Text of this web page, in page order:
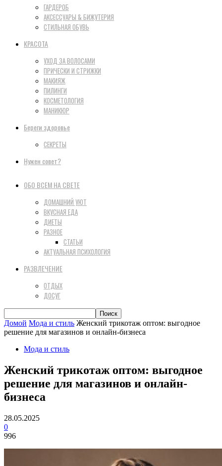
ГАРДЕРОБ
АКСЕССУАРЫ & БИЖУТЕРИЯ
СТИЛЬНАЯ ОБУВЬ
КРАСОТА
УХОД ЗА ВОЛОСАМИ
ПРИЧЕСКИ И СТРИЖКИ
МАКИЯЖ
ПИЛИНГИ
КОСМЕТОЛОГИЯ
МАНИКЮР
Береги здоровье
СЕКРЕТЫ
Нужен совет?
ОБО ВСЕМ НА СВЕТЕ
ДОМАШНИЙ УЮТ
ВКУСНАЯ ЕДА
ДИЕТЫ
РАЗНОЕ
СТАТЬИ
АКТУАЛЬНАЯ ПСИХОЛОГИЯ
РАЗВЛЕЧЕНИЕ
ОТДЫХ
ДОСУГ
Домой Мода и стиль Женский трикотаж оптом: выгодное
решение для магазинов и онлайн-бизнеса
Мода и стиль
Женский трикотаж оптом: выгодное
решение для магазинов и онлайн-
бизнеса
28.05.2025
0
996